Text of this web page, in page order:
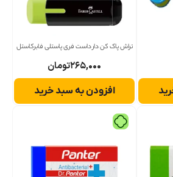
تراش پاک کن دار داست فری پاستلی فابرکاستل
۲۶۵,۰۰۰تومان
افزودن به سبد خرید